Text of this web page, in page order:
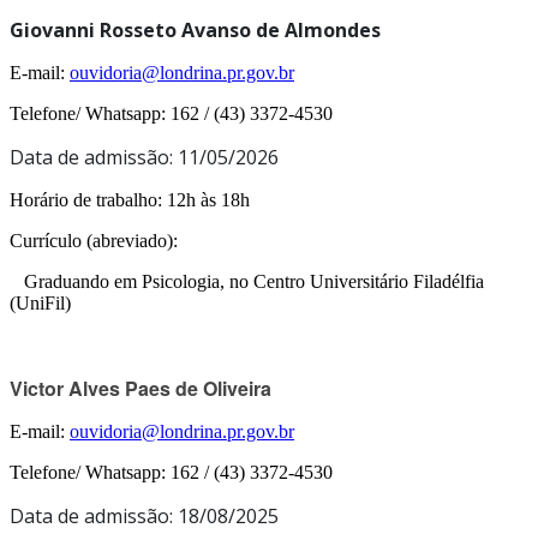
Giovanni Rosseto Avanso de Almondes
E-mail: ouvidoria@londrina.pr.gov.br
Telefone/ Whatsapp: 162 / (43) 3372-4530
Data de admissão: 11/05/2026
Horário de trabalho: 12h às 18h
Currículo (abreviado):
Graduando em Psicologia, no Centro Universitário Filadélfia
(UniFil)
Victor Alves Paes de Oliveira
E-mail: ouvidoria@londrina.pr.gov.br
Telefone/ Whatsapp: 162 / (43) 3372-4530
Data de admissão: 18/08/2025